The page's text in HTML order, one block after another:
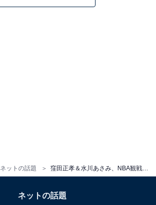
ネットの話題
ネットの話題